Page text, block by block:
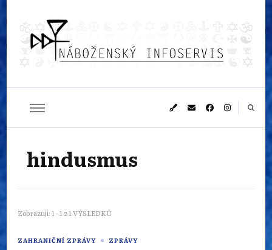
Náboženský
infoservis
hindusmus
Zobrazuji: 1 - 1 z 1 VÝSLEDKŮ
ZAHRANIČNÍ ZPRÁVY ZPRÁVY